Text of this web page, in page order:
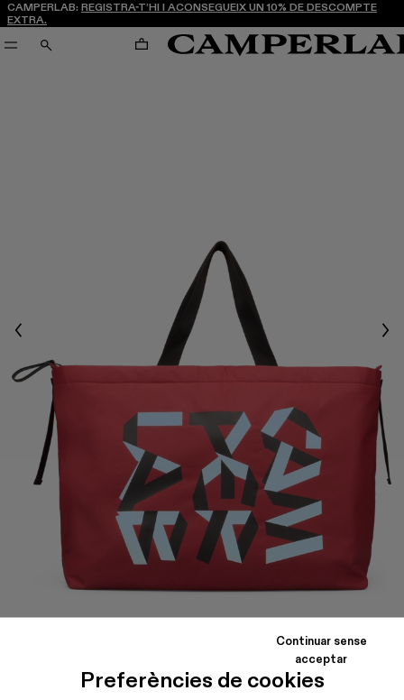
Preferències de cookies
Continuar sense
acceptar
CAMPERLAB: REGISTRA-T’HI I ACONSEGUEIX UN 10% DE DESCOMPTE
EXTRA.
CERCA CARRO
Previous
Bossa de viatge de color bordeus amb detalls colorits amb
textures i la marca CAMPERLAB.